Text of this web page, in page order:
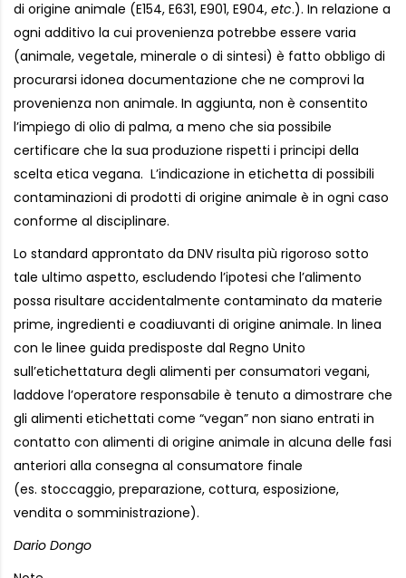
di origine animale (E154, E631, E901, E904, etc.). In relazione a
ogni additivo la cui provenienza potrebbe essere varia
(animale, vegetale, minerale o di sintesi) è fatto obbligo di
procurarsi idonea documentazione che ne comprovi la
provenienza non animale. In aggiunta, non è consentito
l’impiego di olio di palma, a meno che sia possibile
certificare che la sua produzione rispetti i principi della
scelta etica vegana. L’indicazione in etichetta di possibili
contaminazioni di prodotti di origine animale è in ogni caso
conforme al disciplinare.
Lo standard approntato da DNV risulta più rigoroso sotto
tale ultimo aspetto, escludendo l’ipotesi che l’alimento
possa risultare accidentalmente contaminato da materie
prime, ingredienti e coadiuvanti di origine animale. In linea
con le linee guida predisposte dal Regno Unito
sull’etichettatura degli alimenti per consumatori vegani,
laddove l’operatore responsabile è tenuto a dimostrare che
gli alimenti etichettati come “vegan” non siano entrati in
contatto con alimenti di origine animale in alcuna delle fasi
anteriori alla consegna al consumatore finale
(es. stoccaggio, preparazione, cottura, esposizione,
vendita o somministrazione).
Dario Dongo